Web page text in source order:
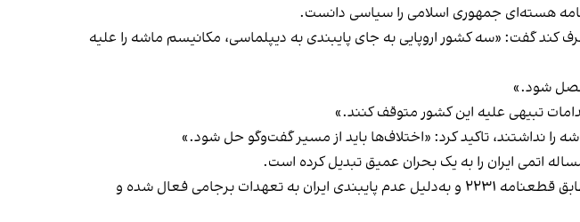
هسته‌ای جمهوری اسلامی را سیاسی دانست.
کند گفت: «سه کشور اروپایی به جای پایبندی به دیپلماسی، مکانیسم ماشه را علیه
شود.»
تبیهی علیه این کشور متوقف کنند.»
را نداشتند، تاکید کرد: «اختلاف‌ها باید از مسیر گفت‌وگو حل شود.»
اتمی ایران را به یک بحران عمیق تبدیل کرده است.
نماینده بریتانیا در این نشست اظهارات روسیه و چین را رد کرد و گفت مکانیسم ماشه کاملا مطابق قطعنامه ۲۲۳۱ و به‌دلیل عدم پایبندی ایران به تعهدات برجامی فعال شده و